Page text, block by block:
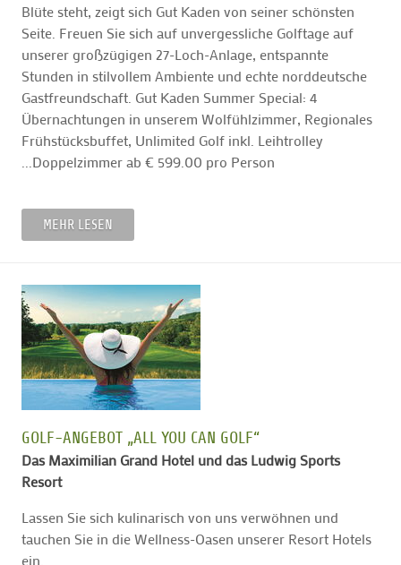
Blüte steht, zeigt sich Gut Kaden von seiner schönsten
Seite. Freuen Sie sich auf unvergessliche Golftage auf
unserer großzügigen 27-Loch-Anlage, entspannte
Stunden in stilvollem Ambiente und echte norddeutsche
Gastfreundschaft. Gut Kaden Summer Special: 4
Übernachtungen in unserem Wolfühlzimmer, Regionales
Frühstücksbuffet, Unlimited Golf inkl. Leihtrolley
...Doppelzimmer ab € 599.00 pro Person
MEHR LESEN
GOLF-ANGEBOT „ALL YOU CAN GOLF“
Das Maximilian Grand Hotel und das Ludwig Sports
Resort
Lassen Sie sich kulinarisch von uns verwöhnen und
tauchen Sie in die Wellness-Oasen unserer Resort Hotels
ein.